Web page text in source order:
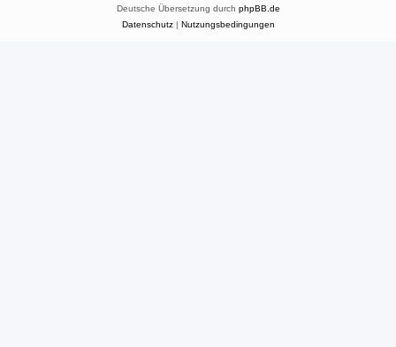
Deutsche Übersetzung durch phpBB.de
Datenschutz| Nutzungsbedingungen